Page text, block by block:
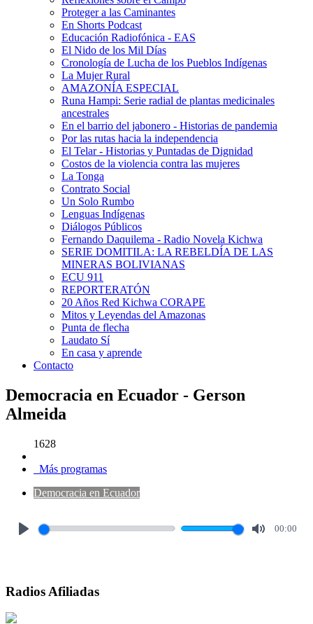
Proteger a las Caminantes
En Shorts Podcast
Educación Radiofónica - EAS
El Nido de los Mil Días
Cronología de Lucha de los Pueblos Indígenas
La Mujer Rural
AMAZONÍA ESPECIAL
Runa Hampi: Serie radial de plantas medicinales
ancestrales
En el barrio del jabonero - Historias de pandemia
Por las rutas hacia la independencia
El Telar - Historias y Puntadas de Dignidad
Costos de la violencia contra las mujeres
La Tonga
Contrato Social
Un Solo Rumbo
Lenguas Indígenas
Diálogos Públicos
Fernando Daquilema - Radio Novela Kichwa
SERIE DOMITILA: LA REBELDÍA DE LAS
MINERAS BOLIVIANAS
ECU 911
REPORTERATÓN
20 Años Red Kichwa CORAPE
Mitos y Leyendas del Amazonas
Punta de flecha
Laudato Sí
En casa y aprende
Contacto
Democracia en Ecuador - Gerson
Almeida
1628
Más programas
Democracia en Ecuador
00:00
Radios Afiliadas